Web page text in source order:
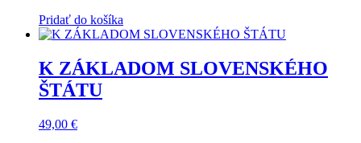
Pridať do košíka
K ZÁKLADOM SLOVENSKÉHO
ŠTÁTU
49,00 €